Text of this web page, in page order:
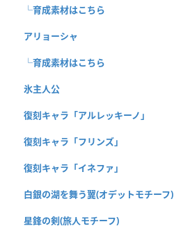
└育成素材はこちら
アリョーシャ
└育成素材はこちら
氷主人公
復刻キャラ「アルレッキーノ」
復刻キャラ「フリンズ」
復刻キャラ「イネファ」
白銀の湖を舞う翼(オデットモチーフ)
星鋒の剣(旅人モチーフ)